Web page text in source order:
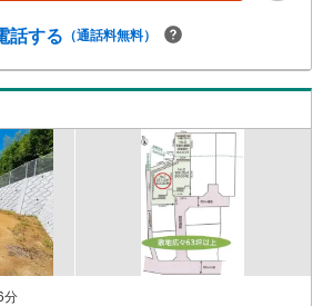
介可能です。 担当営業へご希望をお伝えくだ
ご来社など、ご相談ください。ご希望があ
、お客様の希望に合わせた物件などもご案内
お住まい探しは朝日土地建物（株）八王子
任せください！
話する （通話料無料）
分